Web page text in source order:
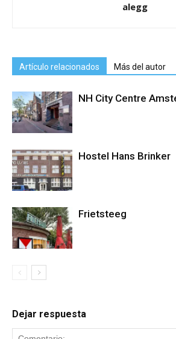
alegg
Artículo relacionados Más del autor
NH City Centre
Hostel Hans Brinker
Frietsteeg
Dejar respuesta